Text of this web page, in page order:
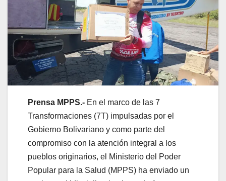
Prensa MPPS.- En el marco de las 7
Transformaciones (7T) impulsadas por el
Gobierno Bolivariano y como parte del
compromiso con la atención integral a los
pueblos originarios, el Ministerio del Poder
Popular para la Salud (MPPS) ha enviado un